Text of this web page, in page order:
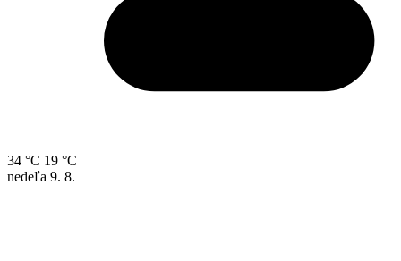
34 °C 19 °C
nedeľa 9. 8.